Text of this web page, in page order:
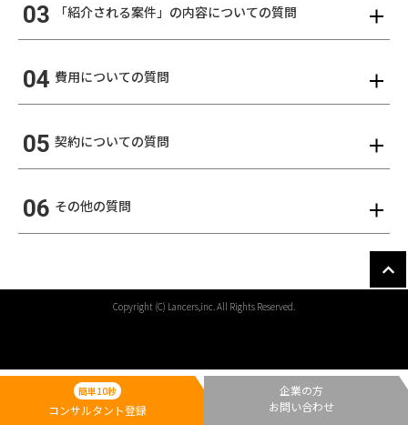
03 「紹介される案件」の内容についての質問
04 費用についての質問
05 契約についての質問
06 その他の質問
Copyright (C) Lancers,inc. All Rights Reserved.
簡単10秒
コンサルタント登録
企業の方
お問い合わせ